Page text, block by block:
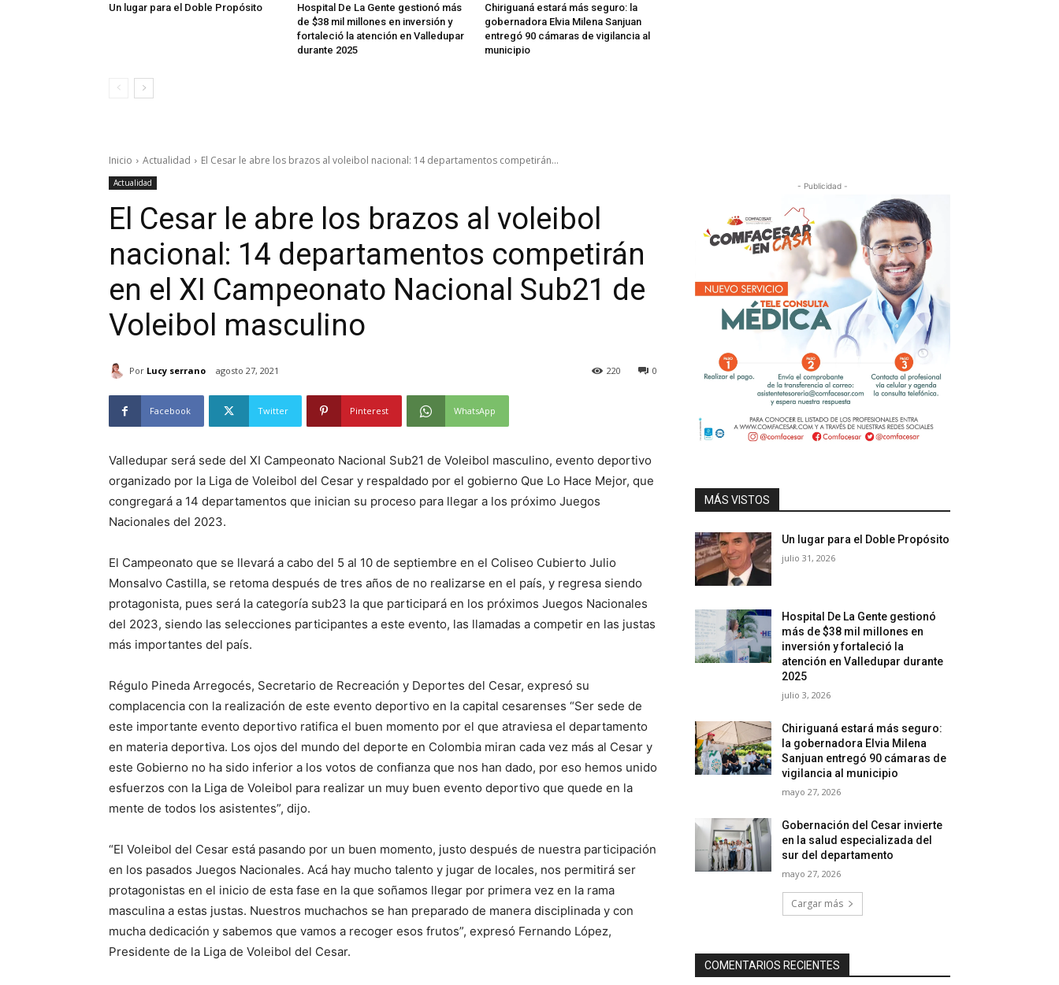
Un lugar para el Doble Propósito
Hospital De La Gente gestionó más
de $38 mil millones en inversión y
fortaleció la atención en Valledupar
durante 2025
Chiriguaná estará más seguro: la
gobernadora Elvia Milena Sanjuan
entregó 90 cámaras de vigilancia al
municipio